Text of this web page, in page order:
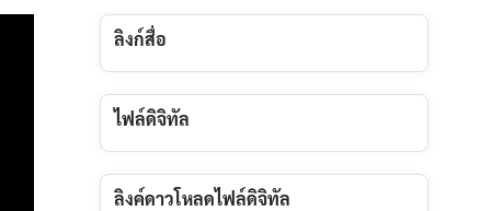
ลิงก์สื่อ
ไฟล์ดิจิทัล
ลิงค์ดาวโหลดไฟล์ดิจิทัล